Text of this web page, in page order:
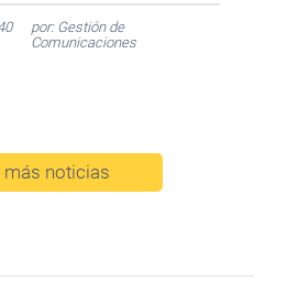
por: Gestión de
Comunicaciones
más noticias